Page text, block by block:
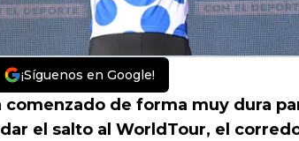
¡Síguenos en Google!
comenzado de forma muy dura
el salto al WorldTour, el